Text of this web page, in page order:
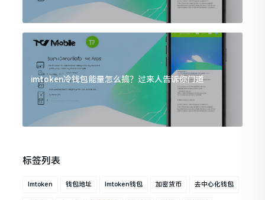
imtoken冷钱包能量怎么搞？过来人告诉你门道
标签列表
Imtoken 钱包地址 Imtoken钱包 加密货币 去中心化钱包